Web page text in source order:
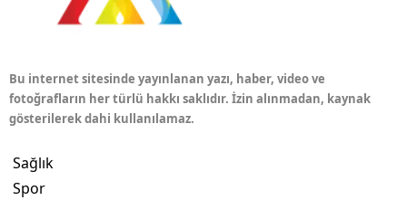
Bu internet sitesinde yayınlanan yazı, haber, video ve
fotoğrafların her türlü hakkı saklıdır. İzin alınmadan, kaynak
gösterilerek dahi kullanılamaz.
Sağlık
Spor